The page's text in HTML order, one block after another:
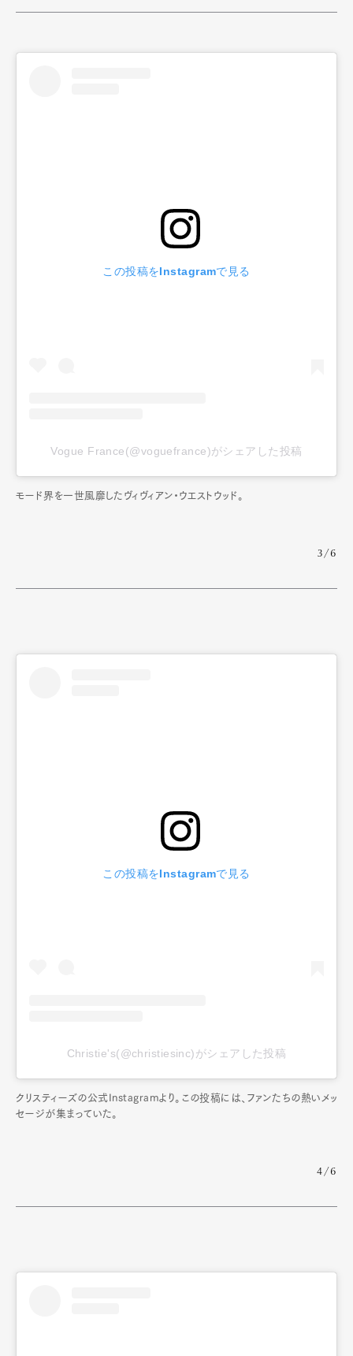
この投稿をInstagramで見る
Vogue France(@voguefrance)がシェアした投稿
モード界を一世風靡したヴィヴィアン・ウエストウッド。
3/6
この投稿をInstagramで見る
Christie's(@christiesinc)がシェアした投稿
クリスティーズの公式Instagramより。この投稿には、ファンたちの熱いメッ
セージが集まっていた。
4/6